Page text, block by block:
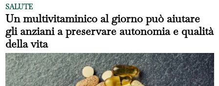
SALUTE
Un multivitaminico al giorno può aiutare
gli anziani a preservare autonomia e qualità
della vita